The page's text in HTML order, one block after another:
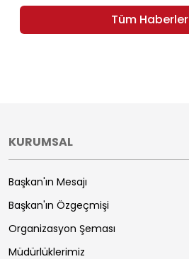
Tüm Haberler
KURUMSAL
Başkan'ın Mesajı
Başkan'ın Özgeçmişi
Organizasyon Şeması
Müdürlüklerimiz